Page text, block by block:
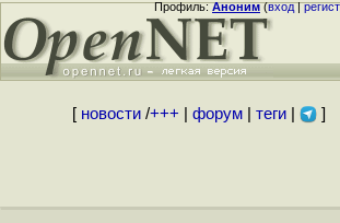
Профиль:Аноним(вход|
[ новости/+++ форум| теги| ]